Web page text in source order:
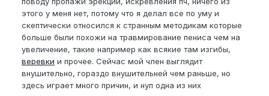
этого у меня нет, потому что я делал все по уму и
скептически относился к странным методикам которые
больше были похожи на травмирование пениса чем на
увеличение, такие например как всякие там изгибы,
веревки и прочее. Сейчас мой член выглядит
внушительно, гораздо внушительней чем раньше, но
здесь играет много причин, и нуп одна из них